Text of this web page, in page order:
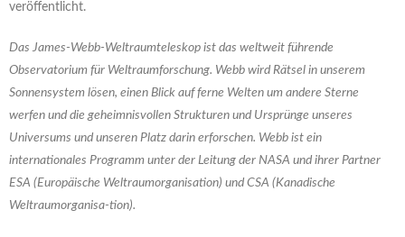
veröffentlicht.
Das James-Webb-Weltraumteleskop ist das weltweit führende
Observatorium für Weltraumforschung. Webb wird Rätsel in unserem
Sonnensystem lösen, einen Blick auf ferne Welten um andere Sterne
werfen und die geheimnisvollen Strukturen und Ursprünge unseres
Universums und unseren Platz darin erforschen. Webb ist ein
internationales Programm unter der Leitung der NASA und ihrer Partner
ESA (Europäische Weltraumorganisation) und CSA (Kanadische
Weltraumorganisa-tion).